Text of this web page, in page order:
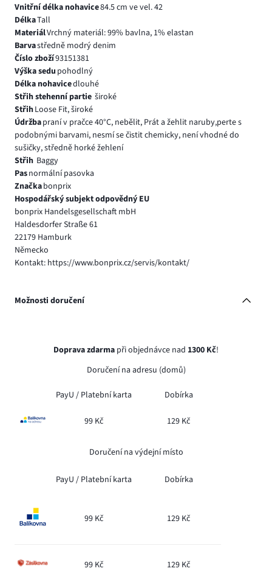
Vnitřní délka nohavice84.5 cm ve vel. 42
DélkaTall
MateriálVrchný materiál: 99% bavlna, 1% elastan
Barvastředně modrý denim
Číslo zboží93151381
Výška sedu pohodlný
Délka nohavicedlouhé
Střih stehenní partie široké
StřihLoose Fit, široké
Údržbapraní v pračce 40°C, nebělit, Prát a žehlit naruby,perte s
podobnými barvami, nesmí se čistit chemicky, není vhodné do
sušičky, středně horké žehlení
Střih Baggy
Pasnormální pasovka
Značkabonprix
Hospodářský subjekt odpovědný EU
bonprix Handelsgesellschaft mbH
Haldesdorfer Straße 61
22179 Hamburk
Německo
Kontakt: https://www.bonprix.cz/servis/kontakt/
Možnosti doručení
Doprava zdarma při objednávce nad 1300 Kč!
Doručení na adresu (domů)
PayU / Platební karta Dobírka
99 Kč 129 Kč
Doručení na výdejní místo
PayU / Platební karta Dobírka
99 Kč 129 Kč
99 Kč 129 Kč